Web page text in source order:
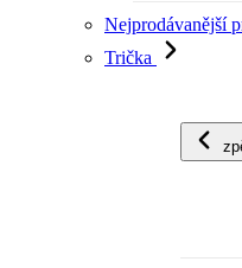
Nejprodávanější
Trička